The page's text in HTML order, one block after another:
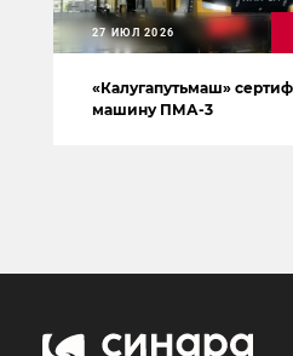
«Калугапутьмаш»
машину ПМА-3
27 ИЮЛ 2026